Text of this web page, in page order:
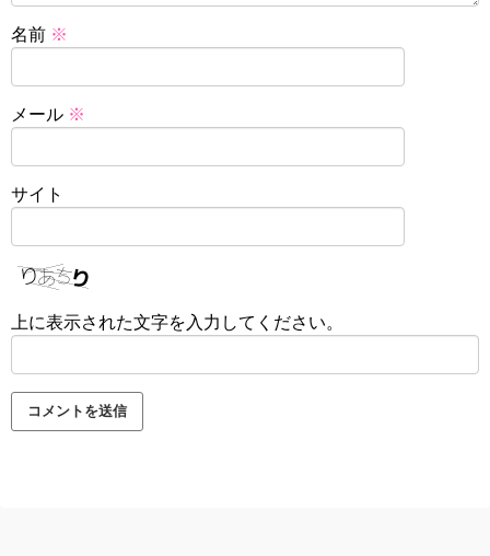
名前 ※
メール ※
サイト
上に表示された文字を入力してください。